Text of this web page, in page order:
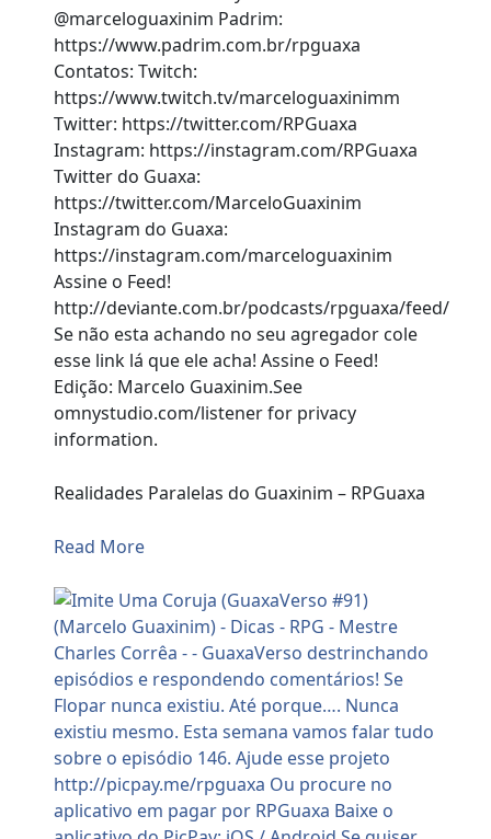
@marceloguaxinim Padrim:
https://www.padrim.com.br/rpguaxa
Contatos: Twitch:
https://www.twitch.tv/marceloguaxinimm
Twitter: https://twitter.com/RPGuaxa
Instagram: https://instagram.com/RPGuaxa
Twitter do Guaxa:
https://twitter.com/MarceloGuaxinim
Instagram do Guaxa:
https://instagram.com/marceloguaxinim
Assine o Feed!
http://deviante.com.br/podcasts/rpguaxa/feed/
Se não esta achando no seu agregador cole
esse link lá que ele acha! Assine o Feed!
Edição: Marcelo Guaxinim.See
omnystudio.com/listener for privacy
information.
Realidades Paralelas do Guaxinim – RPGuaxa
Read More